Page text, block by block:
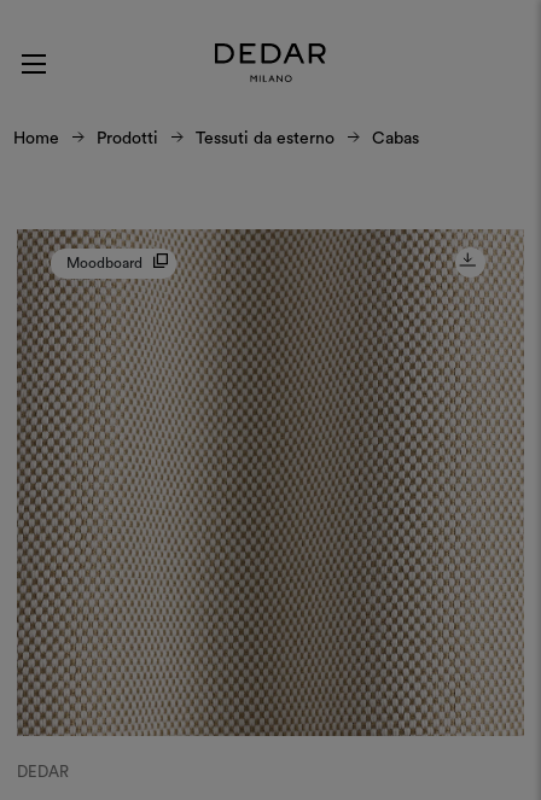
Home Prodotti Tessuti da esterno Cabas
Moodboard
DEDAR